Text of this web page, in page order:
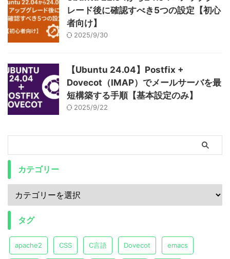
レード後に確認すべき5つの設定【初心
者向け】
2025/9/30
【Ubuntu 24.04】Postfix +
Dovecot（IMAP）でメールサーバを最
短構築する手順【基本設定のみ】
2025/9/22
カテゴリー
タグ
apache2 CSS C言語 Dovecot emacs